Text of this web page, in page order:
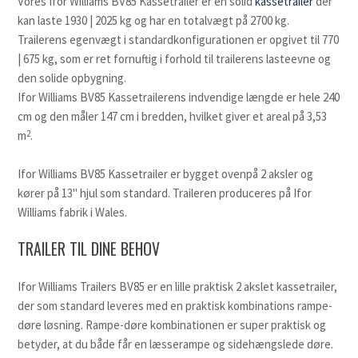
navigation
buttons
first
slide
kan laste 1930 | 2025 kg og har en totalvægt på 2700 kg.
Trailerens egenvægt i standardkonfigurationen er opgivet til 770
| 675 kg, som er ret fornuftig i forhold til trailerens lasteevne og
den solide opbygning.
Ifor Williams BV85 Kassetrailerens indvendige længde er hele 240
cm og den måler 147 cm i bredden, hvilket giver et areal på 3,53
m2.
Ifor Williams BV85 Kassetrailer er bygget ovenpå 2 aksler og
kører på 13" hjul som standard. Traileren produceres på Ifor
Williams fabrik i Wales.
TRAILER TIL DINE BEHOV
Ifor Williams Trailers BV85 er en lille praktisk 2 akslet kassetrailer,
der som standard leveres med en praktisk kombinations rampe-
døre løsning. Rampe-døre kombinationen er super praktisk og
betyder, at du både får en læsserampe og sidehængslede døre.